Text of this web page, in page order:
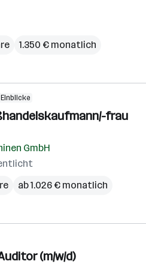
1.350 € monatlich
Einblicke
frau
GmbH
ab 1.026 € monatlich
(m/w/d)